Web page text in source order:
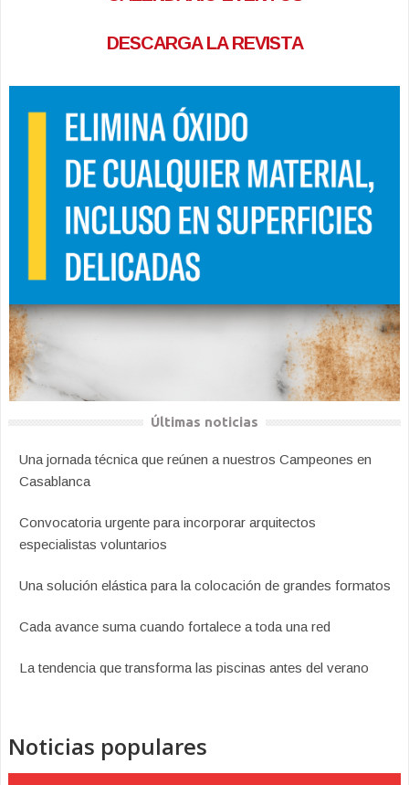
DESCARGA LA REVISTA
Últimas noticias
Una jornada técnica que reúnen a nuestros Campeones en
Casablanca
Convocatoria urgente para incorporar arquitectos
especialistas voluntarios
Una solución elástica para la colocación de grandes formatos
Cada avance suma cuando fortalece a toda una red
La tendencia que transforma las piscinas antes del verano
Noticias populares